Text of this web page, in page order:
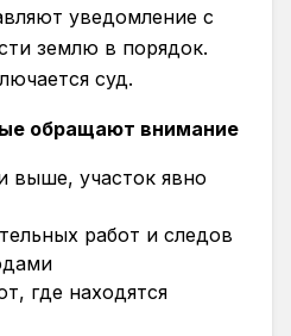
уведомление с
землю в порядок.
суд.
обращают внимание
выше, участок явно
работ и следов
где находятся